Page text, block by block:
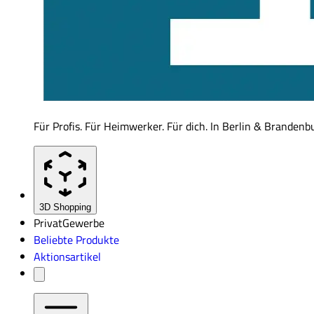
Für Profis. Für Heimwerker. Für dich. In Berlin &
3D Shopping
PrivatGewerbe
Beliebte Produkte
Aktionsartikel